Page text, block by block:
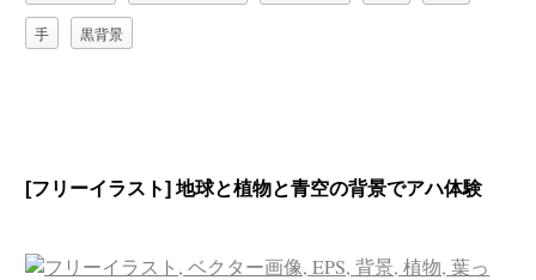
手 黒背景
[フリーイラスト] 地球と植物と青空の背景でアハ体験